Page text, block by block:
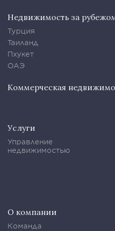
Недвижимость за
Турция
Таиланд
Пхукет
ОАЭ
Коммерческая
Услуги
Управление
недвижимостью
О компании
Команда